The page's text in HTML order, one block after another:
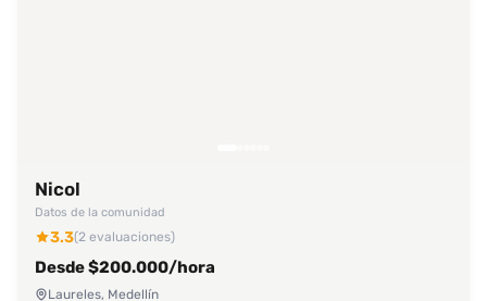
Nicol
Datos de la comunidad
3.3(2 evaluaciones)
Desde $200.000/hora
Laureles, Medellín